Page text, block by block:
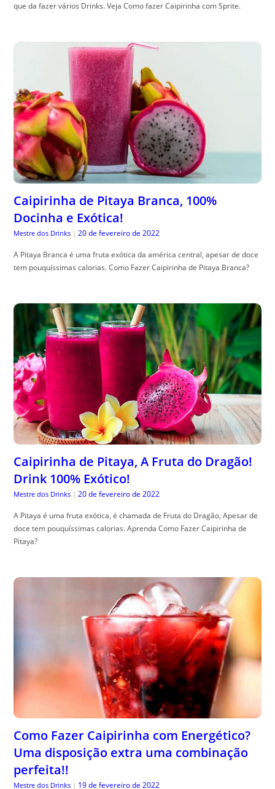
que da fazer vários Drinks. Veja Como fazer Caipirinha com Sprite.
Caipirinha de Pitaya Branca, 100%
Docinha e Exótica!
Mestre dos Drinks | 20 de fevereiro de 2022
A Pitaya Branca é uma fruta exótica da américa central, apesar de doce
tem pouquíssimas calorias. Como Fazer Caipirinha de Pitaya Branca?
Caipirinha de Pitaya, A Fruta do Dragão!
Drink 100% Exótico!
Mestre dos Drinks | 20 de fevereiro de 2022
A Pitaya é uma fruta exótica, é chamada de Fruta do Dragão, Apesar de
doce tem pouquíssimas calorias. Aprenda Como Fazer Caipirinha de
Pitaya?
Como Fazer Caipirinha com Energético?
Uma disposição extra uma combinação
perfeita!!
Mestre dos Drinks | 19 de fevereiro de 2022